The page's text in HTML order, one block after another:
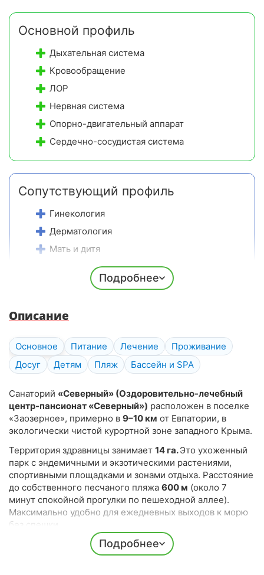
Вектор-терапия в стоматологии:ультразвуковая
чистка и лечение пародонта + грязевые
аппликации на десны, гидромассаж минеральной
водой (осмотр включен, лечение платно).
4-разовое заказное питание с диетическими
блюдами
Ухоженна территория 14 га
и спортивными площадками.
Основной профиль
Дыхательная система
Кровообращение
ЛОР
Нервная система
Опорно-двигательный аппарат
Сердечно-сосудистая система
Сопутствующий профиль
Гинекология
Дерматология
Мать и дитя
Оздоровление
Подробнее
Описание
Основное Питание Лечение
Проживание
Досуг
Детям Пляж Бассейн и SPA
Санаторий «Северный» (Оздоровительно-лечебный
центр-пансионат «Северный») расположен в поселке
«Заозерное», примерно в 9–10 км от Евпатории, в
экологически чистой курортной зоне западного Крыма.
Территория здравницы занимает 14 га.Это ухоженный
парк с эндемичными и экзотическими растениями,
спортивными площадками и зонами отдыха. Расстояние
до собственного песчаного пляжа 600 м (около 7
минут спокойной прогулки по пешеходной аллее).
Максимально удобно для ежедневных выходов к морю
без спешки.
Здравница работает круглый год с коротким перерывом
в конце декабря — начале января, сочетая санаторно-
Подробнее